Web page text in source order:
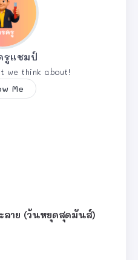
รูแชมป์
we think about!
Me
ลาย (วันหยุดสุดมันส์)